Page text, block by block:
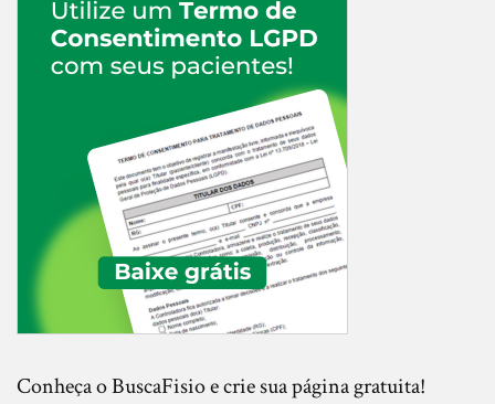
Conheça o BuscaFisio e crie sua página gratuita!